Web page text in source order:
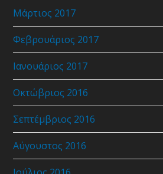
Μάρτιος 2017
Φεβρουάριος 2017
Ιανουάριος 2017
Οκτώβριος 2016
Σεπτέμβριος 2016
Αύγουστος 2016